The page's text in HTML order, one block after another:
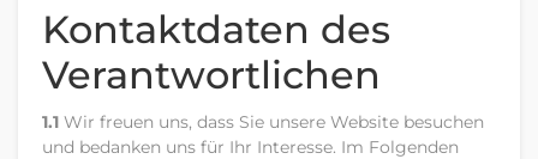
Kontaktdaten des
Verantwortlichen
1.1 Wir freuen uns, dass Sie unsere Website besuchen
und bedanken uns für Ihr Interesse. Im Folgenden